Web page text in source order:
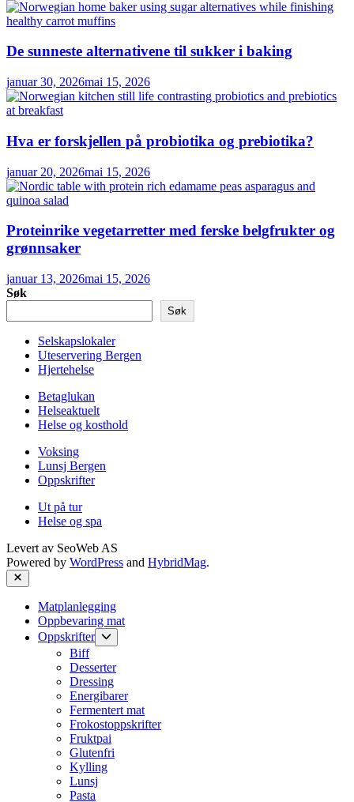
De sunneste alternativene til sukker i baking
januar 30, 2026mai 15, 2026
Hva er forskjellen på probiotika og prebiotika?
januar 20, 2026mai 15, 2026
Proteinrike vegetarretter med ferske belgfrukter og
grønnsaker
januar 13, 2026mai 15, 2026
Søk
Søk
Selskapslokaler
Uteservering Bergen
Hjertehelse
Betaglukan
Helseaktuelt
Helse og kosthold
Voksing
Lunsj Bergen
Oppskrifter
Ut på tur
Helse og spa
Levert av SeoWeb AS
Powered by WordPress and HybridMag.
Close
Matplanlegging
Oppbevaring mat
Oppskrifter
Show
sub
Biff
Desserter
Dressing
Energibarer
Fermentert mat
Frokostoppskrifter
Fruktpai
Glutenfri
Kylling
Lunsj
Pasta